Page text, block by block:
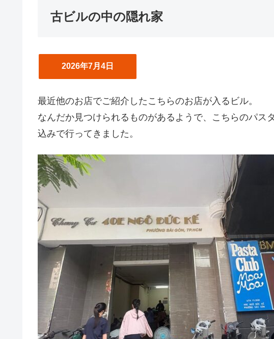
古ビルの中の隠れ家
2026年7月4日
最近他のお店でご紹介したこちらのお店が入るビル。
なんだか見つけられるものがあるようで、こちらのパス
込みで行ってきました。